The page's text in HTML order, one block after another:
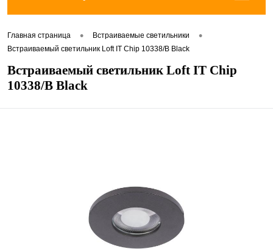
Главная страница • Встраиваемые светильники •
Встраиваемый светильник Loft IT Chip 10338/B Black
Встраиваемый светильник Loft IT Chip
10338/B Black